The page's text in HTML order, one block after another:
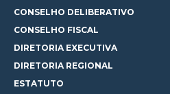
CONSELHO DELIBERATIVO
CONSELHO FISCAL
DIRETORIA EXECUTIVA
DIRETORIA REGIONAL
ESTATUTO